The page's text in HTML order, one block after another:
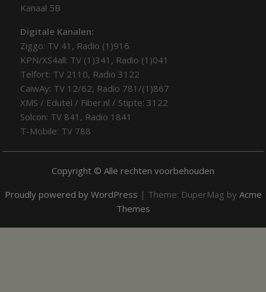
Kanaal 5B
Digitale Kanalen:
Ziggo: TV 41, Radio (1)916
KPN/XS4all: TV (1)341, Radio (1)041
Telfort: TV 2110, Radio 3122
CaiwAy: TV 12/62, Radio 781/(1)867
XMS / Edutel / Fiber.nl / Stipte: 3122
Solcon: TV 841, Radio 1841
T-Mobile: TV 788
Copyright © Alle rechten voorbehouden
Proudly powered by WordPress | Theme: DuperMag by Acme
Themes